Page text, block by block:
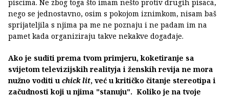
piscima. Ne zbog toga što imam nešto protiv drugih pisaca,
nego se jednostavno, osim s pokojom iznimkom, nisam baš
sprijateljila s njima pa me ne poznaju i ne padam im na
pamet kada organiziraju takve nekakve događaje.
Ako je suditi prema tvom primjeru, koketiranje sa
svijetom televizijskih realityja i ženskih revija ne mora
nužno voditi u chick lit, već u kritičko čitanje stereotipa i
začudnosti koji u njima "stanuju". Koliko je na tvoje